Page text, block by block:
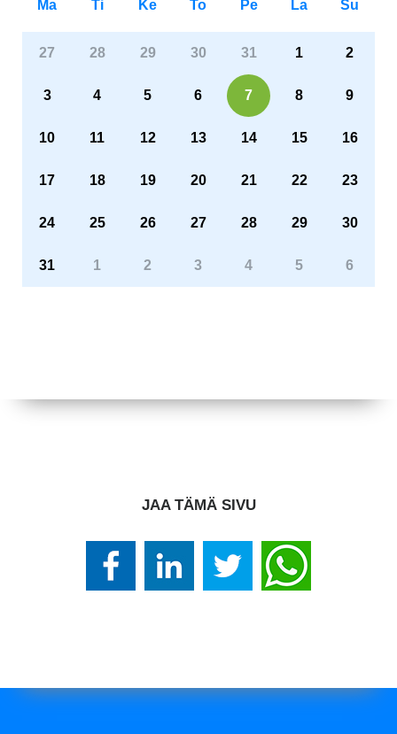
Ma Ti Ke To Pe La Su
27 28 29 30 31 1 2
3 4 5 6 7 8 9
10 11 12 13 14 15 16
17 18 19 20 21 22 23
24 25 26 27 28 29 30
31 1 2 3 4 5 6
JAA TÄMÄ SIVU